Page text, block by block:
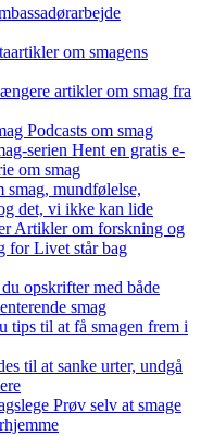
om smagens
artikler om smag fra
Podcasts om smag
serien Hent en gratis e-
om smag
smag, mundfølelse,
det, vi ikke kan lide
Artikler om forskning og
for Livet står bag
opskrifter med både
smag
tips til at få smagen frem i
til at sanke urter, undgå
Prøv selv at smage